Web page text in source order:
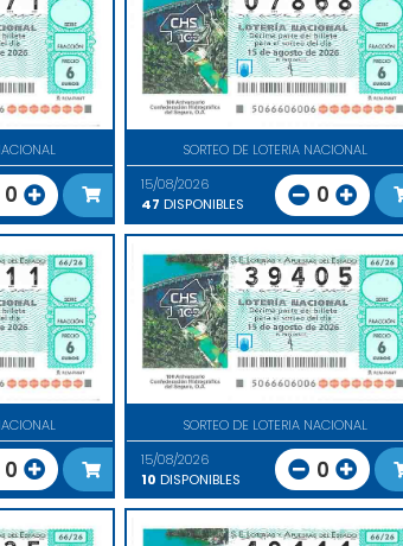
0
SORTEO DE LOTERIA NACIONAL
15/08/2026
47 DISPONIBLES 0
0
SORTEO DE LOTERIA NACIONAL
15/08/2026
10 DISPONIBLES 0